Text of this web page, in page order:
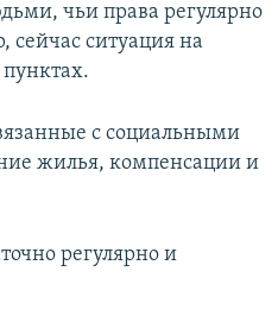
чьи права регулярно
ситуация на
с социальными
жилья, компенсации и
регулярно и